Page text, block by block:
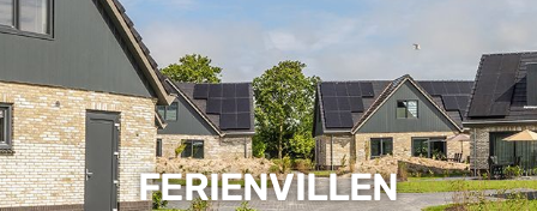
FERIENVILLEN